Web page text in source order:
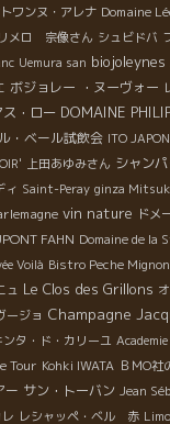
ワンヌ・アレナ Domaine
メロ 宗像さん シュビドバ
Uemura san biojoleynes
ボジョレー ・ヌーヴォー
ス・ロー DOMAINE
・ベール試飲会 ITO
上田あゆみさん シャン
ィ Saint-Peray ginza
vin nature ドメ
FAHN Domaine de la
Voilà Bistro Peche Mignon
ュ Le Clos des Grillons
ージョ Champagne
ンタ・ド・カリーユ
Tour Kohki IWATA ＢＭО社
ー サン・トーバン Jean
レシャッペ・ベル 赤